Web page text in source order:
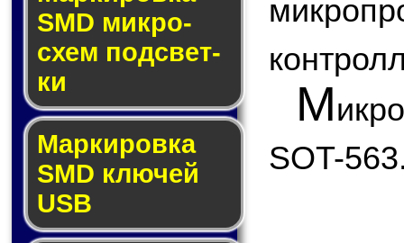
SMD мик­ро­
схем под­свет­
ки
Маркировка
SMD клю­чей
USB
М
SOT-